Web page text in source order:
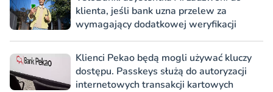
klienta, jeśli bank uzna przelew za
wymagający dodatkowej weryfikacji
Klienci Pekao będą mogli używać kluczy
dostępu. Passkeys służą do autoryzacji
internetowych transakcji kartowych